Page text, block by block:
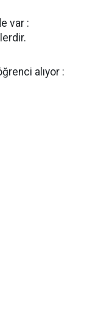
var :
alıyor :